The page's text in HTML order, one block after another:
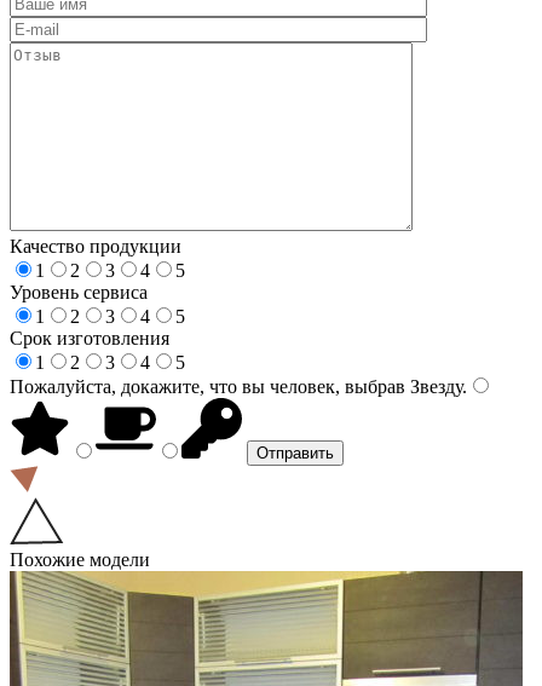
Качество продукции
1
2 3 4
5
Уровень сервиса
1
2 3 4
5
Срок изготовления
1
2 3 4
5
Пожалуйста, докажите, что вы человек, выбрав Звезду.
Похожие модели